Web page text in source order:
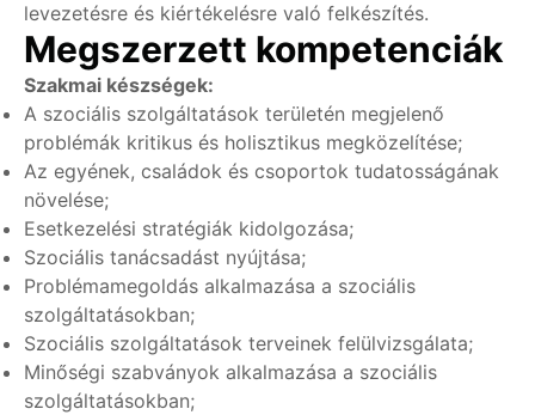
levezetésre és kiértékelésre való felkészítés.
Megszerzett kompetenciák
Szakmai készségek:
A szociális szolgáltatások területén megjelenő
problémák kritikus és holisztikus megközelítése;
Az egyének, családok és csoportok tudatosságának
növelése;
Esetkezelési stratégiák kidolgozása;
Szociális tanácsadást nyújtása;
Problémamegoldás alkalmazása a szociális
szolgáltatásokban;
Szociális szolgáltatások terveinek felülvizsgálata;
Minőségi szabványok alkalmazása a szociális
szolgáltatásokban;